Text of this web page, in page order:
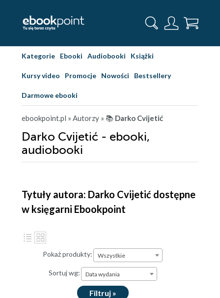
Kategorie Ebooki Audiobooki Książki
Kursy video Promocje Nowości Bestsellery
Darmowe ebooki
ebookpoint.pl » Autorzy » 📚 Darko Cvijetić
Darko Cvijetić - ebooki,
audiobooki
Tytuły autora: Darko Cvijetić dostępne
w księgarni Ebookpoint
Pokaż produkty: Wszystkie
Sortuj wg: Data wydania
Filtruj »